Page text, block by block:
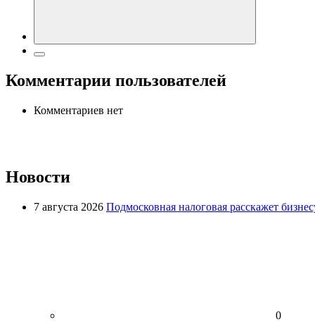
Комментарии пользователей
Комментариев нет
Новости
7 августа 2026 Подмосковная налоговая расскажет
0